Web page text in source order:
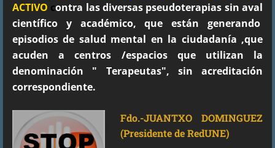
ACTIVO contra las diversas pseudoterapias sin aval
científico y académico, queestán generando
episodios de salud mental en la ciudadanía ,que
acuden a centros /espacios que utilizan la
denominación " Terapeutas", sin acreditación
correspondiente.
Fdo.-JUANTXO DOMINGUEZ
(Presidente de RedUNE)